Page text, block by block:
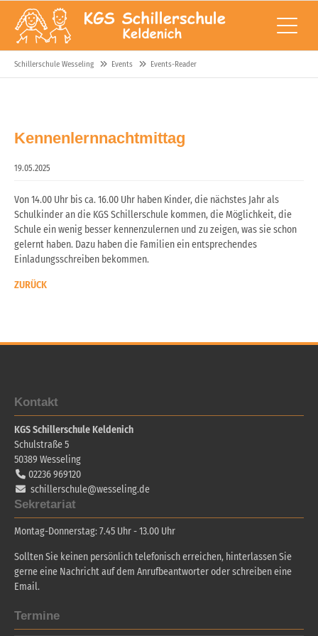
Schillerschule Wesseling Events Events-Reader
Kennenlernnachtmittag
19.05.2025
Von 14.00 Uhr bis ca. 16.00 Uhr haben Kinder, die nächstes Jahr als
Schulkinder an die KGS Schillerschule kommen, die Möglichkeit, die
Schule ein wenig besser kennenzulernen und zu zeigen, was sie schon
gelernt haben. Dazu haben die Familien ein entsprechendes
Einladungsschreiben bekommen.
ZURÜCK
Kontakt
KGS Schillerschule Keldenich
Schulstraße 5
50389 Wesseling
02236 969120
schillerschule@wesseling.de
Sekretariat
Montag-Donnerstag: 7.45 Uhr - 13.00 Uhr
Sollten Sie keinen persönlich telefonisch erreichen, hinterlassen Sie
gerne eine Nachricht auf dem Anrufbeantworter oder schreiben eine
Email.
Termine